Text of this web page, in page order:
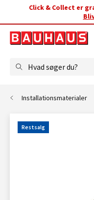
Click & Collect er
Hvad søger du?
Installationsmaterialer
Restsalg